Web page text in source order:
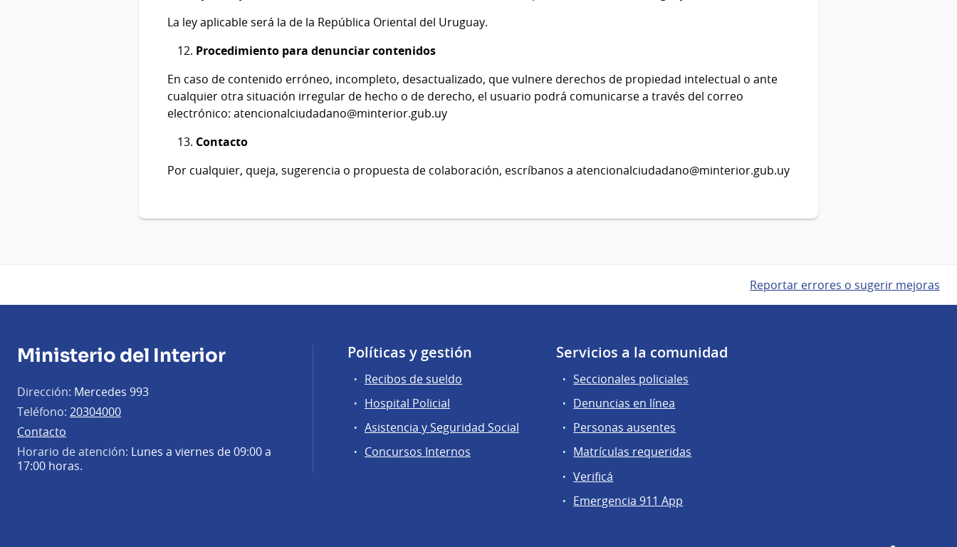
La ley aplicable será la de la República Oriental del Uruguay.
Procedimiento para denunciar contenidos
En caso de contenido erróneo, incompleto, desactualizado, que vulnere derechos de propiedad intelectual o ante
cualquier otra situación irregular de hecho o de derecho, el usuario podrá comunicarse a través del correo
electrónico: atencionalciudadano@minterior.gub.uy
Contacto
Por cualquier, queja, sugerencia o propuesta de colaboración, escríbanos a atencionalciudadano@minterior.gub.uy
Reportar errores o sugerir mejoras
Ministerio del Interior
Dirección: Mercedes 993
Teléfono: 20304000
Contacto
Horario de atención: Lunes a viernes de 09:00 a
17:00 horas.
Políticas y gestión
Recibos de sueldo
Hospital Policial
Asistencia y Seguridad Social
Concursos Internos
Servicios a la comunidad
Seccionales policiales
Denuncias en línea
Personas ausentes
Matrículas requeridas
Verificá
Emergencia 911 App